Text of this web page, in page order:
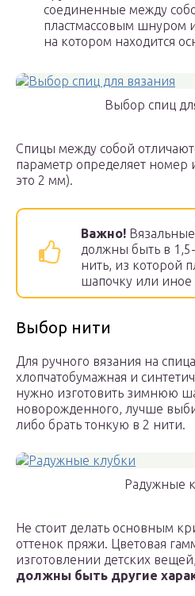
соединенные между
пластмассовым шнуром
на котором находится
Выбор спиц
Спицы между собой
параметр определяет
это 2 мм).
Важно!
должны быть в
нить, из которой
шапочку или иное
Выбор нити
Для ручного вязания на
хлопчатобумажная и
нужно изготовить зимнюю
новорожденного, лучше
либо брать тонкую в 2 нити.
Радужные
Не стоит делать основным
оттенок пряжи. Цветовая
изготовлении детских вещей,
должны быть другие